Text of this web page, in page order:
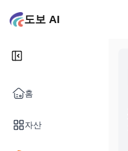
도보 AI
홈
자산